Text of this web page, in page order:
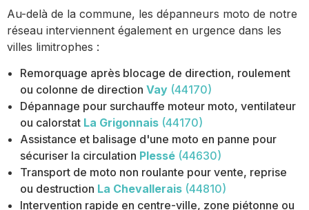
Au-delà de la commune, les dépanneurs moto de notre
réseau interviennent également en urgence dans les
villes limitrophes :
Remorquage après blocage de direction, roulement
ou colonne de direction Vay (44170)
Dépannage pour surchauffe moteur moto, ventilateur
ou calorstat La Grigonnais (44170)
Assistance et balisage d'une moto en panne pour
sécuriser la circulation Plessé (44630)
Transport de moto non roulante pour vente, reprise
ou destruction La Chevallerais (44810)
Intervention rapide en centre-ville, zone piétonne ou